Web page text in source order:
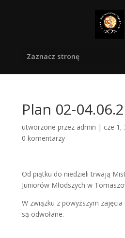
Zaznacz stronę
Plan 02-
utworzone przez admin | cze 1,
0 komentarzy
Od piątku do niedzieli trwają
Juniorów Młodszych w
W związku z powyższym
są odwołane.